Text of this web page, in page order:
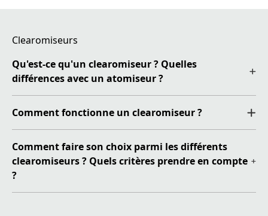
Clearomiseurs
Qu'est-ce qu'un clearomiseur ? Quelles
différences avec un atomiseur ?
Comment fonctionne un clearomiseur ?
Comment faire son choix parmi les différents
clearomiseurs ? Quels critères prendre en compte
?